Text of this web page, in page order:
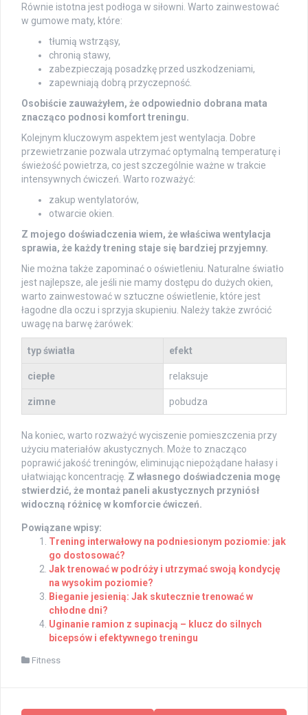
Równie istotna jest podłoga w siłowni. Warto zainwestować
w gumowe maty, które:
tłumią wstrząsy,
chronią stawy,
zabezpieczają posadzkę przed uszkodzeniami,
zapewniają dobrą przyczepność.
Osobiście zauważyłem, że odpowiednio dobrana mata
znacząco podnosi komfort treningu.
Kolejnym kluczowym aspektem jest wentylacja. Dobre
przewietrzanie pozwala utrzymać optymalną temperaturę i
świeżość powietrza, co jest szczególnie ważne w trakcie
intensywnych ćwiczeń. Warto rozważyć:
zakup wentylatorów,
otwarcie okien.
Z mojego doświadczenia wiem, że właściwa wentylacja
sprawia, że każdy trening staje się bardziej przyjemny.
Nie można także zapominać o oświetleniu. Naturalne światło
jest najlepsze, ale jeśli nie mamy dostępu do dużych okien,
warto zainwestować w sztuczne oświetlenie, które jest
łagodne dla oczu i sprzyja skupieniu. Należy także zwrócić
uwagę na barwę żarówek:
typ światła efekt
ciepłe relaksuje
zimne pobudza
Na koniec, warto rozważyć wyciszenie pomieszczenia przy
użyciu materiałów akustycznych. Może to znacząco
poprawić jakość treningów, eliminując niepożądane hałasy i
ułatwiając koncentrację. Z własnego doświadczenia mogę
stwierdzić, że montaż paneli akustycznych przyniósł
widoczną różnicę w komforcie ćwiczeń.
Powiązane wpisy:
Trening interwałowy na podniesionym poziomie: jak
go dostosować?
Jak trenować w podróży i utrzymać swoją kondycję
na wysokim poziomie?
Bieganie jesienią: Jak skutecznie trenować w
chłodne dni?
Uginanie ramion z supinacją – klucz do silnych
bicepsów i efektywnego treningu
Fitness